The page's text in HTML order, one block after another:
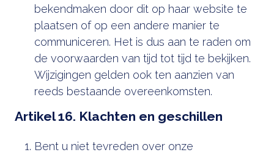
bekendmaken door dit op haar website te
plaatsen of op een andere manier te
communiceren. Het is dus aan te raden om
de voorwaarden van tijd tot tijd te bekijken.
Wijzigingen gelden ook ten aanzien van
reeds bestaande overeenkomsten.
Artikel 16. Klachten en geschillen
Bent u niet tevreden over onze